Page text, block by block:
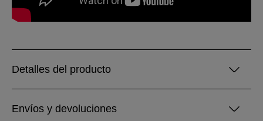
Detalles del producto
Envíos y devoluciones